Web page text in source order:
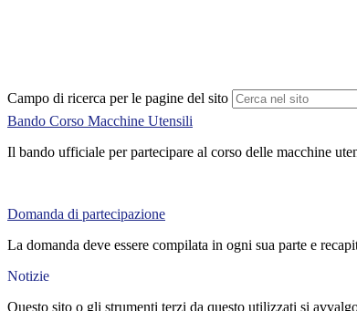
Campo di ricerca per le pagine del sito
Bando Corso Macchine Utensili
Il bando ufficiale per partecipare al corso delle macchine
Domanda di partecipazione
La domanda deve essere compilata in ogni sua parte e
Notizie
Questo sito o gli strumenti terzi da questo utilizzati si